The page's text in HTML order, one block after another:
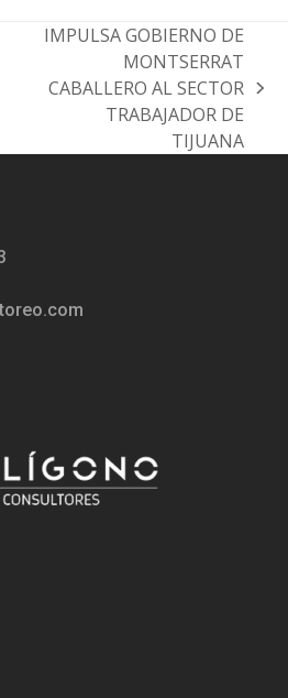
next
IMPULSA GOBIERNO DE
MONTSERRAT
CABALLERO AL SECTOR
TRABAJADOR DE
TIJUANA